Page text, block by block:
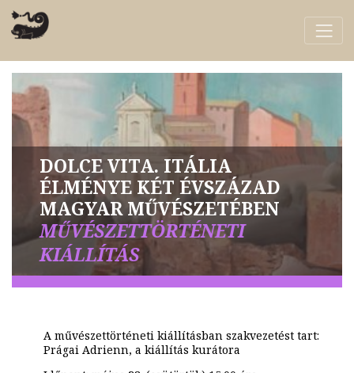
DOLCE VITA. ITÁLIA
ÉLMÉNYE KÉT ÉVSZÁZAD
MAGYAR MŰVÉSZETÉBEN
MŰVÉSZETTÖRTÉNETI
KIÁLLÍTÁS
A művészettörténeti kiállításban szakvezetést tart:
Prágai Adrienn, a kiállítás kurátora